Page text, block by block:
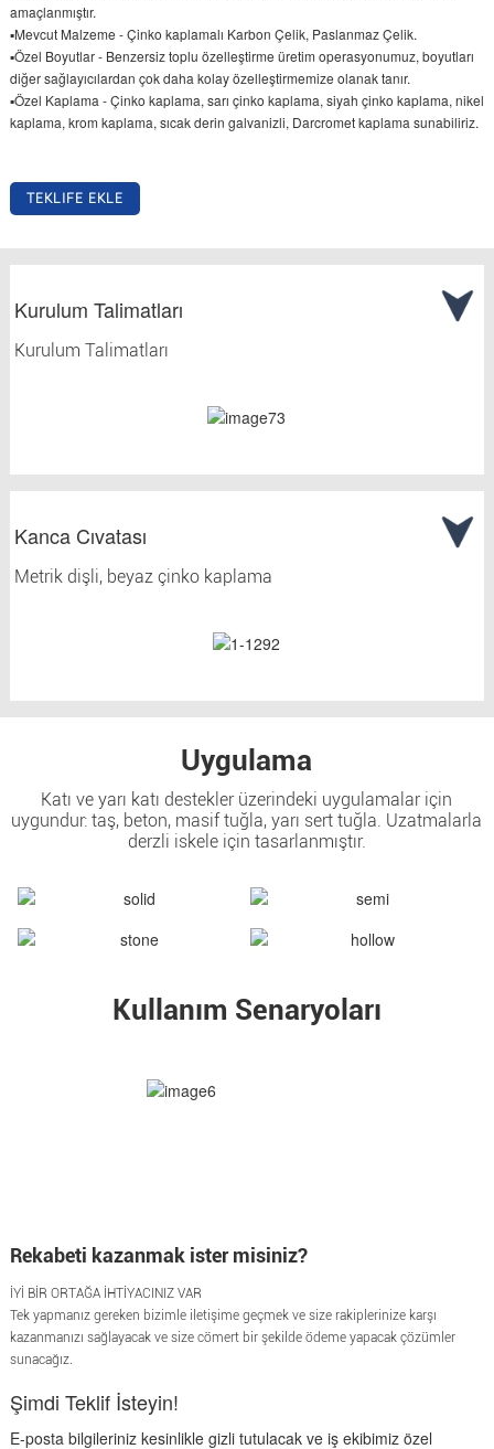
amaçlanmıştır.
▪Mevcut Malzeme - Çinko kaplamalı Karbon Çelik, Paslanmaz Çelik.
▪Özel Boyutlar - Benzersiz toplu özelleştirme üretim operasyonumuz, boyutları
diğer sağlayıcılardan çok daha kolay özelleştirmemize olanak tanır.
▪Özel Kaplama - Çinko kaplama, sarı çinko kaplama, siyah çinko kaplama, nikel
kaplama, krom kaplama, sıcak derin galvanizli, Darcromet kaplama sunabiliriz.
TEKLIFE EKLE
Kurulum Talimatları
Kurulum Talimatları
Kanca Cıvatası
Metrik dişli, beyaz çinko kaplama
Uygulama
Katı ve yarı katı destekler üzerindeki uygulamalar için
uygundur: taş, beton, masif tuğla, yarı sert tuğla. Uzatmalarla
derzli iskele için tasarlanmıştır.
Kullanım Senaryoları
Rekabeti kazanmak ister misiniz?
İYİ BİR ORTAĞA İHTİYACINIZ VAR
Tek yapmanız gereken bizimle iletişime geçmek ve size rakiplerinize karşı
kazanmanızı sağlayacak ve size cömert bir şekilde ödeme yapacak çözümler
sunacağız.
Şimdi Teklif İsteyin!
E-posta bilgileriniz kesinlikle gizli tutulacak ve iş ekibimiz özel